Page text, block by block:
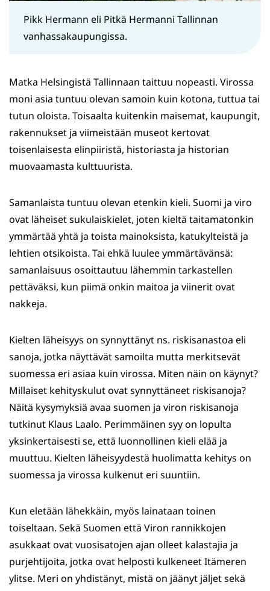
Pikk Hermann eli Pitkä Hermanni Tallinnan
vanhassakaupungissa.
Matka Helsingistä Tallinnaan taittuu nopeasti. Virossa
moni asia tuntuu olevan samoin kuin kotona, tuttua tai
tutun oloista. Toisaalta kuitenkin maisemat, kaupungit,
rakennukset ja viimeistään museot kertovat
toisenlaisesta elinpiiristä, historiasta ja historian
muovaamasta kulttuurista.
Samanlaista tuntuu olevan etenkin kieli. Suomi ja viro
ovat läheiset sukulaiskielet, joten kieltä taitamatonkin
ymmärtää yhtä ja toista mainoksista, katukylteistä ja
lehtien otsikoista. Tai ehkä luulee ymmärtävänsä:
samanlaisuus osoittautuu lähemmin tarkastellen
pettäväksi, kun piimä onkin maitoa ja viinerit ovat
nakkeja.
Kielten läheisyys on synnyttänyt ns. riskisanastoa eli
sanoja, jotka näyttävät samoilta mutta merkitsevät
suomessa eri asiaa kuin virossa. Miten näin on käynyt?
Millaiset kehityskulut ovat synnyttäneet riskisanoja?
Näitä kysymyksiä avaa suomen ja viron riskisanoja
tutkinut Klaus Laalo. Perimmäinen syy on lopulta
yksinkertaisesti se, että luonnollinen kieli elää ja
muuttuu. Kielten läheisyydestä huolimatta kehitys on
suomessa ja virossa kulkenut eri suuntiin.
Kun eletään lähekkäin, myös lainataan toinen
toiseltaan. Sekä Suomen että Viron rannikkojen
asukkaat ovat vuosisatojen ajan olleet kalastajia ja
purjehtijoita, jotka ovat helposti kulkeneet Itämeren
ylitse. Meri on yhdistänyt, mistä on jäänyt jäljet sekä